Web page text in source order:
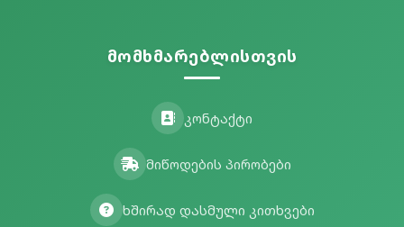
მომხმარებლისთვის
კონტაქტი
მიწოდების პირობები
ხშირად დასმული კითხვები